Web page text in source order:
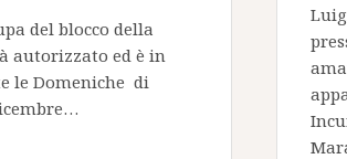
del blocco della
autorizzato ed è in
le Domeniche di